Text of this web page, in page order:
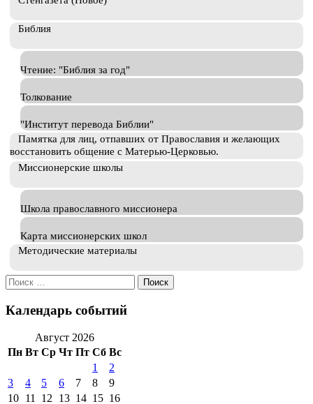
Библия
Чтение: "Библия за год"
Толкование
"Институт перевода Библии"
Памятка для лиц, отпавших от Православия и желающих
восстановить общение с Матерью-Церковью.
Миссионерские школы
Школа православного миссионера
Карта миссионерских школ
Методические материалы
Искать:
Календарь событий
Август 2026
Пн Вт Ср Чт Пт Сб Вс
1
2
3
4 5 6 7 8
9
10 11 12 13 14 15 16